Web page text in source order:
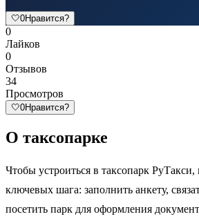
🤍0Нравится?
0
Лайков
0
Отзывов
34
Просмотров
🤍0Нравится?
О таксопарке
Чтобы устроиться в таксопарк
ключевых шага: заполнить анкету,
посетить парк для оформления